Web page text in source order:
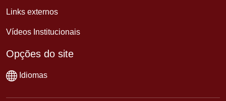
Links externos
Vídeos Institucionais
Opções do site
Idiomas